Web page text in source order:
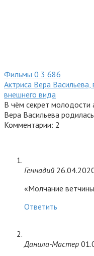
Фильмы 0 3 686
Актриса Вера Васильева,
внешнего вида
В чём секрет молодости
Вера Васильева
Комментарии: 2
Геннадий
«Молчание
Ответить
Данила-Мастер